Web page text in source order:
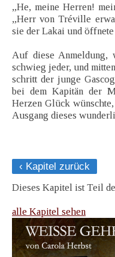
„He, meine Herren!
„Herr von Tréville
sie der Lakai und
Auf diese Anmeldung,
schwieg jeder, und
schritt der junge
bei dem Kapitän der
Herzen Glück
Ausgang dieses
‹ Kapitel zurück
Dieses Kapitel ist Teil
alle Kapitel sehen